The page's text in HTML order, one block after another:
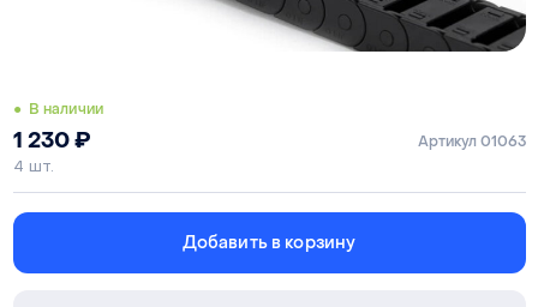
● В наличии
1 230₽
4 шт.
Артикул 01063
Добавить в корзину